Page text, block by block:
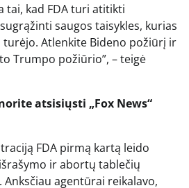
tai, kad FDA turi atitikti
saugos taisykles, kurias
Atlenkite Bideno požiūrį ir
Trumpo požiūrio”, – teigė
atsisiųsti „Fox News“
FDA pirmą kartą leido
ir abortų tablečių
Anksčiau agentūrai reikalavo,